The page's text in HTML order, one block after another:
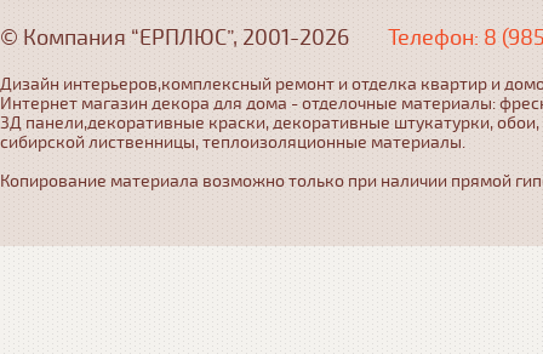
© Компания “ЕРПЛЮС”, 2001-2026 Телефон: 8
Дизайн интерьеров,комплексный ремонт и отделка квартир и
Интернет магазин декора для дома - отделочные материалы:
3Д панели,декоративные краски, декоративные штукатурки,
сибирской лиственницы, теплоизоляционные материалы.
Копирование материала возможно только при наличии прямой